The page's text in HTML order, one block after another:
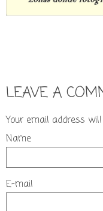
LEAVE A
Your email address
Name
E-mail